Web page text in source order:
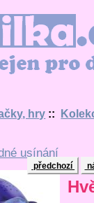
děti
hry ::
usínání
předchozí